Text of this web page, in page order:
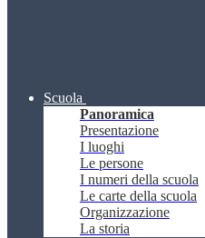
Scuola
Panoramica
Presentazione
I luoghi
Le persone
I numeri della scuola
Le carte della scuola
Organizzazione
La storia